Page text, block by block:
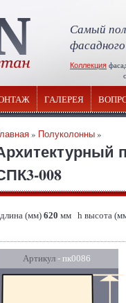
Самый
Коллекция
ГАЛЕРЕЯ
» Полуколонны»
008
(мм)620 мм h высота
Артикул - пк0086